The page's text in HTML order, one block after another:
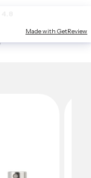
Made with GetReview